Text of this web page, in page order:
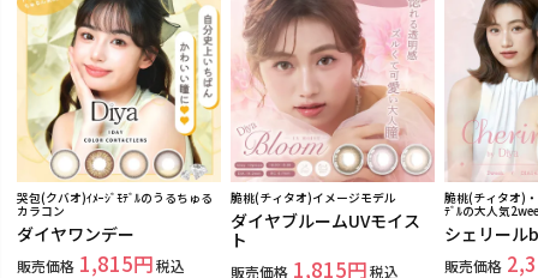
哭包(クバオ)ｲﾒｰｼﾞﾓﾃﾞﾙのうるちゅる
カラコン
ダイヤワンデー
販売価格 1,815 税込
脆桃(チィタオ)イメージモデル
ダイヤブルームUVモイス
ト
販売価格 1,815 税込
脆桃(チィタオ)
ﾃﾞﾙの大人気
シェリール
販売価格